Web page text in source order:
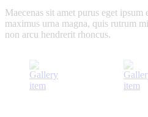
Maecenas sit amet purus eget ipsum
maximus urna magna, quis rutrum
non arcu hendrerit rhoncus.